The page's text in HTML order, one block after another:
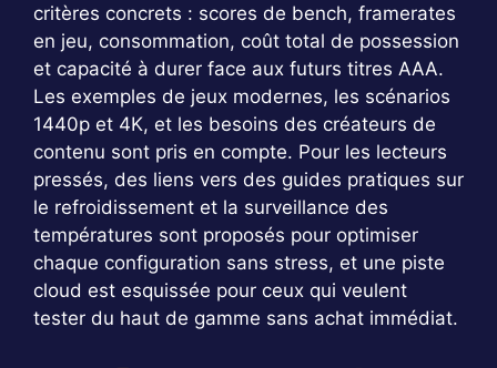
critères concrets : scores de bench, framerates
en jeu, consommation, coût total de possession
et capacité à durer face aux futurs titres AAA.
Les exemples de jeux modernes, les scénarios
1440p et 4K, et les besoins des créateurs de
contenu sont pris en compte. Pour les lecteurs
pressés, des liens vers des guides pratiques sur
le refroidissement et la surveillance des
températures sont proposés pour optimiser
chaque configuration sans stress, et une piste
cloud est esquissée pour ceux qui veulent
tester du haut de gamme sans achat immédiat.